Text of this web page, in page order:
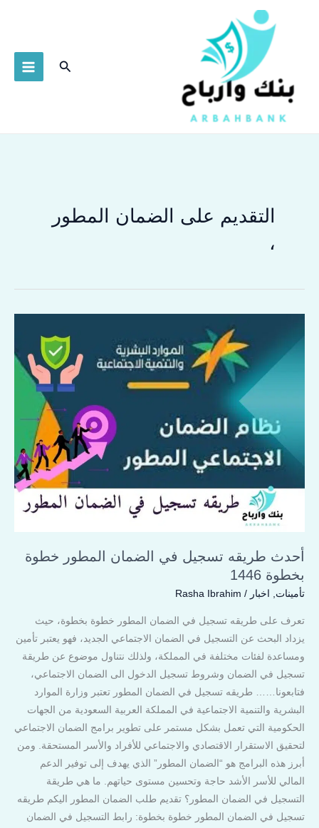
البحث
التقديم على الضمان المطور
،
أحدث طريقه تسجيل في الضمان المطور خطوة
بخطوة 1446
تأمينات اخبار /
Rasha Ibrahim
تعرف على طريقه تسجيل في الضمان المطور خطوة بخطوة، حيث
يزداد البحث عن التسجيل في الضمان الاجتماعي الجديد، فهو يعتبر تأمين
ومساعدة لفئات مختلفة في المملكة، ولذلك نتناول موضوع عن طريقة
تسجيل في الضمان وشروط تسجيل الدخول الى الضمان الاجتماعي،
فتابعونا…… طريقه تسجيل في الضمان المطور تعتبر وزارة الموارد
البشرية والتنمية الاجتماعية في المملكة العربية السعودية من الجهات
الحكومية التي تعمل بشكل مستمر على تطوير برامج الضمان الاجتماعي
لتحقيق الاستقرار الاقتصادي والاجتماعي للأفراد والأسر المستحقة. ومن
أبرز هذه البرامج هو “الضمان المطور” الذي يهدف إلى توفير الدعم
المالي للأسر الأشد حاجة وتحسين مستوى حياتهم. ما هي طريقة
التسجيل في الضمان المطور؟ تقديم طلب الضمان المطور اليكم طريقه
تسجيل في الضمان المطور خطوة بخطوة: رابط التسجيل في الضمان
طريقه
تسجيل
بخطوة
1446